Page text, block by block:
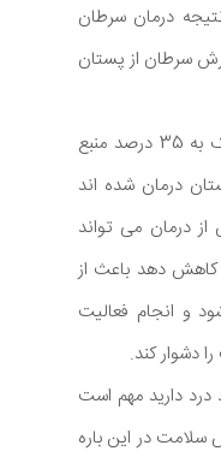
درمان سرطان
سرطان از پستان
تحقیقات نشان می دهد که نزدیک به 35 درصد منبع
درمان شده اند
درمان می تواند
کاهش دهد باعث از
و انجام فعالیت
دشوار کند.
دارید مهم است
در این باره